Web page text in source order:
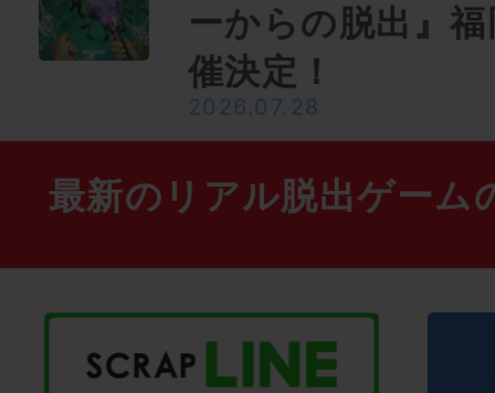
ーからの脱出』
催決定！
2026.07.28
最新のリアル脱出ゲーム